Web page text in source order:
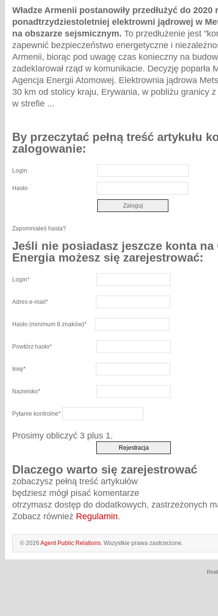
Władze Armenii postanowiły przedłużyć do
ponadtrzydziestoletniej elektrowni jądrowej w
na obszarze sejsmicznym. To przedłużenie jest
zapewnić bezpieczeństwo energetyczne i
Armenii, biorąc pod uwagę czas konieczny na
zadeklarował rząd w komunikacie. Decyzję poparła
Agencja Energii Atomowej. Elektrownia jądrowa
30 km od stolicy kraju, Erywania, w pobliżu granicy z
w strefie ...
By przeczytać pełną treść artykułu
zalogowanie:
Login
Hasło
Zapomniałeś hasła?
Jeśli nie posiadasz jeszcze konta na
Energia możesz się zarejestrować:
Login*
Adres e-mail *
Hasło (minimum 8 znaków)*
Powtórz hasło*
Imię*
Nazwisko*
Pytanie kontrolne*
Prosimy obliczyć 3 plus 1.
Dlaczego warto się zarejestrować
zobaczysz pełną treść artykułów
będziesz mógł pisać komentarze
otrzymasz dostęp do dodatkowych, zastrzeżonych
Zobacz również Regulamin.
© 2026 Agent Public Relations. Wszystkie prawa zastrzeżone.